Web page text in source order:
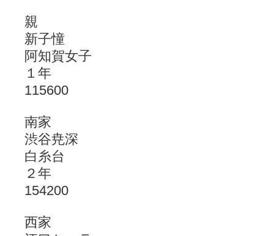
親
新子憧
阿知賀女子
１年
115600
南家
渋谷尭深
白糸台
２年
154200
西家